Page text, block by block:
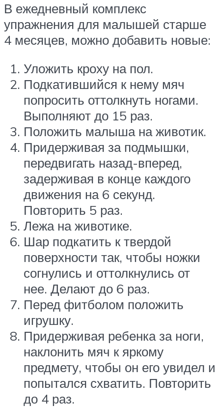
В ежедневный комплекс
упражнения для малышей старше
4 месяцев, можно добавить новые:
Уложить кроху на пол.
Подкатившийся к нему мяч
попросить оттолкнуть ногами.
Выполняют до 15 раз.
Положить малыша на животик.
Придерживая за подмышки,
передвигать назад-вперед,
задерживая в конце каждого
движения на 6 секунд.
Повторить 5 раз.
Лежа на животике.
Шар подкатить к твердой
поверхности так, чтобы ножки
согнулись и оттолкнулись от
нее. Делают до 6 раз.
Перед фитболом положить
игрушку.
Придерживая ребенка за ноги,
наклонить мяч к яркому
предмету, чтобы он его увидел и
попытался схватить. Повторить
до 4 раз.